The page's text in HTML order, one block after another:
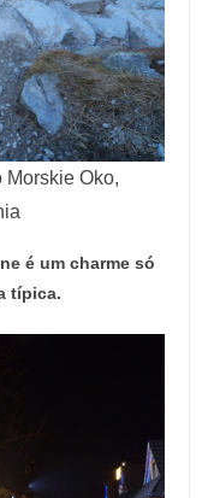
Morskie Oko,
é um charme só
típica.